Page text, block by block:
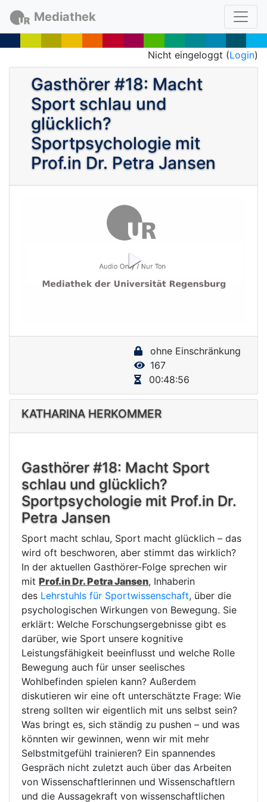
Mediathek
Nicht eingeloggt (Login)
Gasthörer #18: Macht
Sport schlau und
glücklich?
Sportpsychologie mit
Prof.in Dr. Petra Jansen
P
l
V
i
d
e
o
ohne Einschränkung
167
00:48:56
KATHARINA HERKOMMER
Gasthörer #18: Macht Sport
schlau und glücklich?
Sportpsychologie mit Prof.in Dr.
Petra Jansen
Sport macht schlau, Sport macht glücklich – das
wird oft beschworen, aber stimmt das wirklich?
In der aktuellen Gasthörer-Folge sprechen wir
mit Prof.in Dr. Petra Jansen, Inhaberin
des Lehrstuhls für Sportwissenschaft, über die
psychologischen Wirkungen von Bewegung. Sie
erklärt: Welche Forschungsergebnisse gibt es
darüber, wie Sport unsere kognitive
Leistungsfähigkeit beeinflusst und welche Rolle
Bewegung auch für unser seelisches
Wohlbefinden spielen kann? Außerdem
diskutieren wir eine oft unterschätzte Frage: Wie
streng sollten wir eigentlich mit uns selbst sein?
Was bringt es, sich ständig zu pushen – und was
könnten wir gewinnen, wenn wir mit mehr
Selbstmitgefühl trainieren? Ein spannendes
Gespräch nicht zuletzt auch über das Arbeiten
von Wissenschaftlerinnen und Wissenschaftlern
und die Aussagekraft von wissenschaftlichen